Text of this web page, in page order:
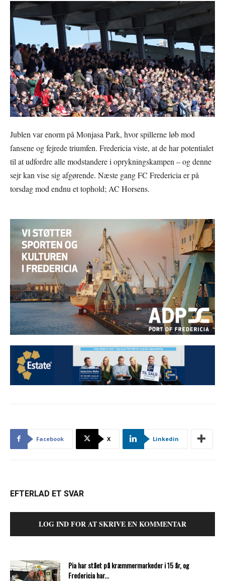
Jublen var enorm på Monjasa Park, hvor spillerne løb mod
fansene og fejrede triumfen. Fredericia viste, at de har potentialet
til at udfordre alle modstandere i oprykningskampen – og denne
sejr kan vise sig afgørende. Næste gang FC Fredericia er på
torsdag mod endnu et tophold; AC Horsens.
Facebook X Linkedin
EFTERLAD ET SVAR
LOG IND FOR AT SKRIVE EN KOMMENTAR
Pia har stået på kræmmermarkeder i 15 år, og
Fredericia har...